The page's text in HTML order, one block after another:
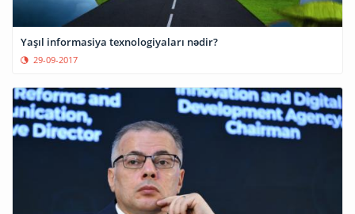
Yaşıl informasiya texnologiyaları nədir?
29-09-2017